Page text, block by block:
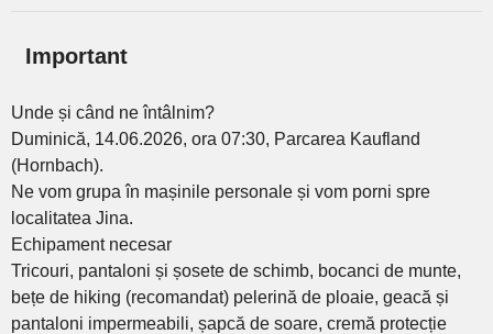
Important
Unde și când ne întâlnim?
Duminică, 14.06.2026, ora 07:30, Parcarea Kaufland
(Hornbach).
Ne vom grupa în mașinile personale și vom porni spre
localitatea Jina.
Echipament necesar
Tricouri, pantaloni și șosete de schimb, bocanci de munte,
bețe de hiking (recomandat) pelerină de ploaie, geacă și
pantaloni impermeabili, șapcă de soare, cremă protecție